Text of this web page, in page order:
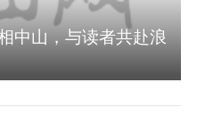
中山，与读者共赴浪